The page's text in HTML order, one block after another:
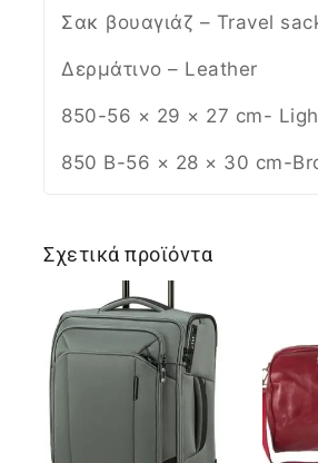
Σακ βουαγιάζ – Travel
Δερμάτινο – Leather
850-56 × 29 × 27 cm-
850 B-56 × 28 × 30 cm-
Σχετικά προϊόντα